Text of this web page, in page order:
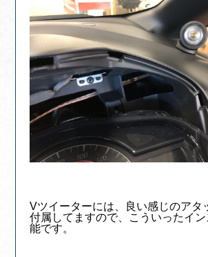
Vツイーターには、良い感じのアタ
付属してますので、こういったイ
能です。